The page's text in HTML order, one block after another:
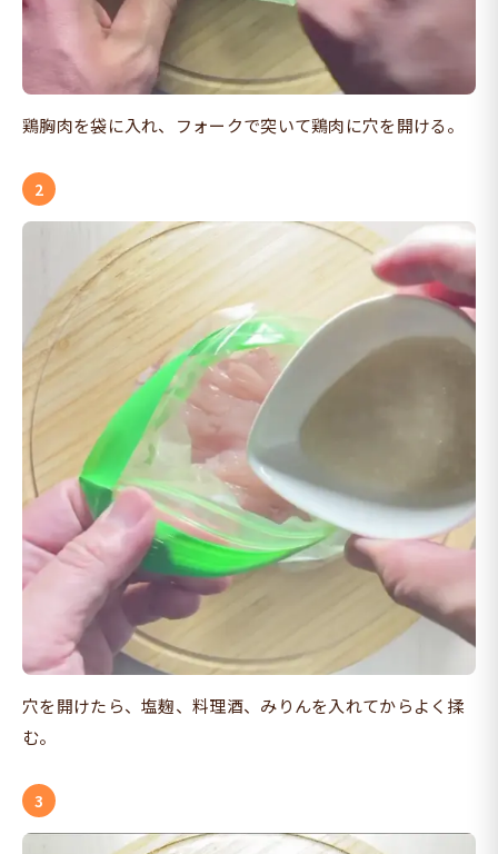
鶏胸肉を袋に入れ、フォークで突いて鶏肉に穴を開ける。
穴を開けたら、塩麹、料理酒、みりんを入れてからよく揉
む。